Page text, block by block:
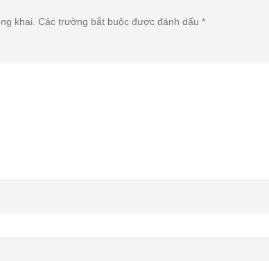
khai. Các trường bắt buộc được đánh dấu *